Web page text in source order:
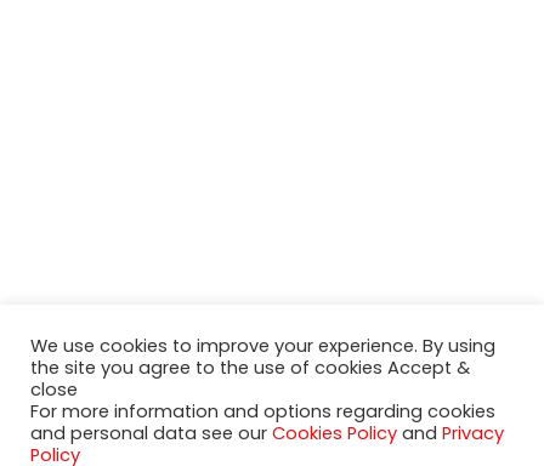
We use cookies to improve your experience. By using
the site you agree to the use of cookies Accept &
close
For more information and options regarding cookies
and personal data see our Cookies Policy and Privacy
Policy